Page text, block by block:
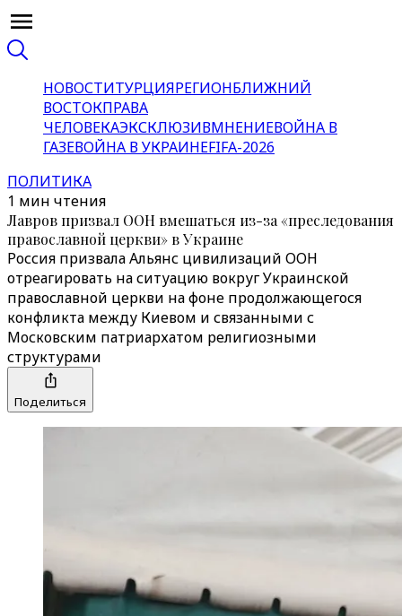
НОВОСТИТУРЦИЯРЕГИОНБЛИЖНИЙ
ВОСТОКПРАВА
ЧЕЛОВЕКАЭКСКЛЮЗИВМНЕНИЕВОЙНА В
ГАЗЕВОЙНА В УКРАИНЕFIFA-2026
ПОЛИТИКА
1 мин чтения
Лавров призвал ООН вмешаться из-за «преследования
православной церкви» в Украине
Россия призвала Альянс цивилизаций ООН
отреагировать на ситуацию вокруг Украинской
православной церкви на фоне продолжающегося
конфликта между Киевом и связанными с
Московским патриархатом религиозными
структурами
Поделиться